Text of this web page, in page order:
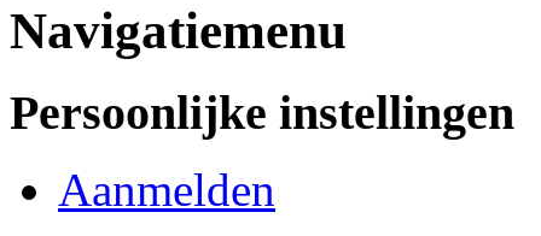
Navigatiemenu
Persoonlijke instellingen
Aanmelden